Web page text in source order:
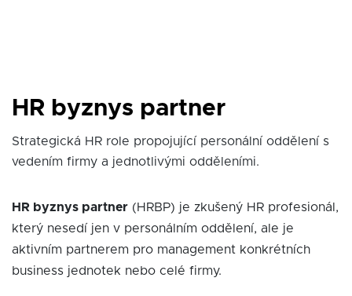
HR byznys partner
Strategická HR role propojující personální oddělení s
vedením firmy a jednotlivými odděleními.
HR byznys partner (HRBP) je zkušený HR profesionál,
který nesedí jen v personálním oddělení, ale je
aktivním partnerem pro management konkrétních
business jednotek nebo celé firmy.